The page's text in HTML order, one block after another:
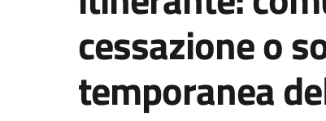
cessazione o
temporanea